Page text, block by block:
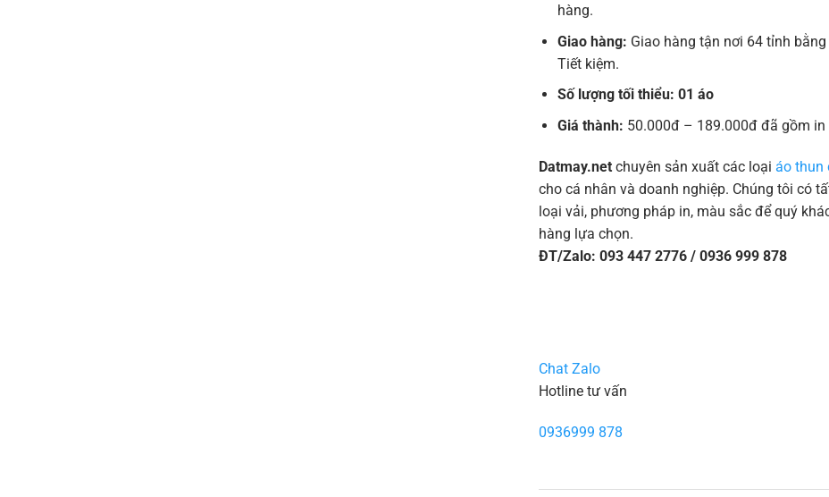
hàng.
Giao hàng: Giao hàng tận nơi 64 tỉnh bằng
Tiết kiệm.
Số lượng tối thiểu: 01 áo
Giá thành: 50.000đ – 189.000đ đã gồm in
Datmay.net chuyên sản xuất các loại áo thun
cho cá nhân và doanh nghiệp. Chúng tôi có
loại vải, phương pháp in, màu sắc để quý
hàng lựa chọn.
ĐT/Zalo: 093 447 2776 / 0936 999 878
Chat Zalo
Hotline tư vấn
0936999 878